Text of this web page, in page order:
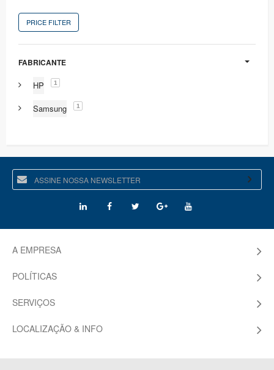
PRICE FILTER
FABRICANTE
HP 1
Samsung 1
A EMPRESA
POLÍTICAS
SERVIÇOS
LOCALIZAÇÃO & INFO